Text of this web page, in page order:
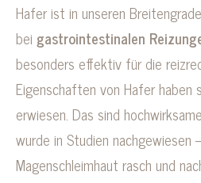
Hafer ist in unseren
bei gastrointestinalen
besonders effektiv für die
Eigenschaften von Hafer haben
erwiesen. Das sind hochwirksame
wurde in Studien nachgewiesen
Magenschleimhaut rasch und